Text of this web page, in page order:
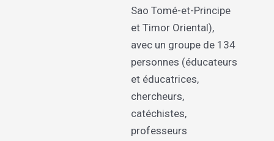
Sao Tomé-et-Principe
et Timor Oriental),
avec un groupe de 134
personnes (éducateurs
et éducatrices,
chercheurs,
catéchistes,
professeurs